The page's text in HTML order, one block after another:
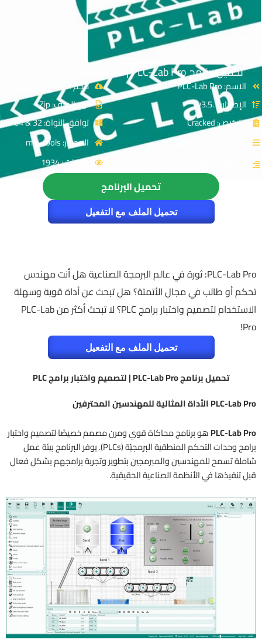
تحميل برنامج PLC-Lab Pro | لتصميم واختبار برامج PLC
الاسم: PLC-Lab Pro
الإصدار: v3.5.1
الترخيص: Cracked
القسم: برمجة وتطوير
حجم الملف: 56 MB
نوع الملف: Zip
توافق النواة: 32 & 64-Bit
المصدر: mhj-tools
الزيارات : 1934
تحميل البرنامج
تحميل الملف مع التفعيل
PLC-Lab Pro: ثورة في عالم البرمجة الصناعية هل أنت مهندس
تحكم أو طالب في مجال الأتمتة؟ هل تبحث عن أداة قوية وسهلة
الاستخدام لتصميم واختبار برامج PLC؟ لا تبحث أكثر من PLC-Lab
Pro!
تحميل الملف مع التفعيل
تحميل برنامج PLC-Lab Pro | لتصميم واختبار برامج PLC
PLC-Lab Pro الأداة المثالية للمهندسين المحترفين
PLC-Lab Proهو برنامج محاكاة قوي ومرن مصمم خصيصًا لتصميم واختبار
برامج وحدات التحكم المنطقية البرمجيّة (PLCs). يوفر البرنامج بيئة عمل
شاملة تسمح للمهندسين والمبرمجين بتطوير وتجربة برامجهم بشكل فعال
قبل تنفيذها في الأنظمة الصناعية الحقيقية.